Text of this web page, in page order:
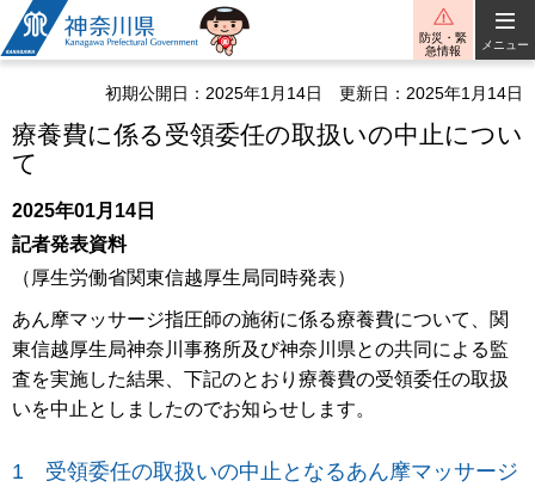
神奈川県
防災・緊
急情報
メニュー
初期公開日：2025年1月14日 更新日：2025年1月14日
療養費に係る受領委任の取扱いの中止につい
て
2025年01月14日
記者発表資料
（厚生労働省関東信越厚生局同時発表）
あん摩マッサージ指圧師の施術に係る療養費について、関
東信越厚生局神奈川事務所及び神奈川県との共同による監
査を実施した結果、下記のとおり療養費の受領委任の取扱
いを中止としましたのでお知らせします。
1 受領委任の取扱いの中止となるあん摩マッサージ